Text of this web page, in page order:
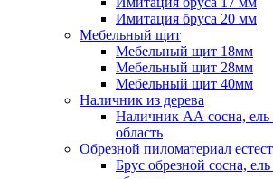
Имитация бруса 20 мм
Мебельный щит
Мебельный щит 18мм
Мебельный щит 28мм
Мебельный щит 40мм
Наличник из дерева
Наличник АА сосна, ель
область
Обрезной пиломатериал
Брус обрезной сосна,